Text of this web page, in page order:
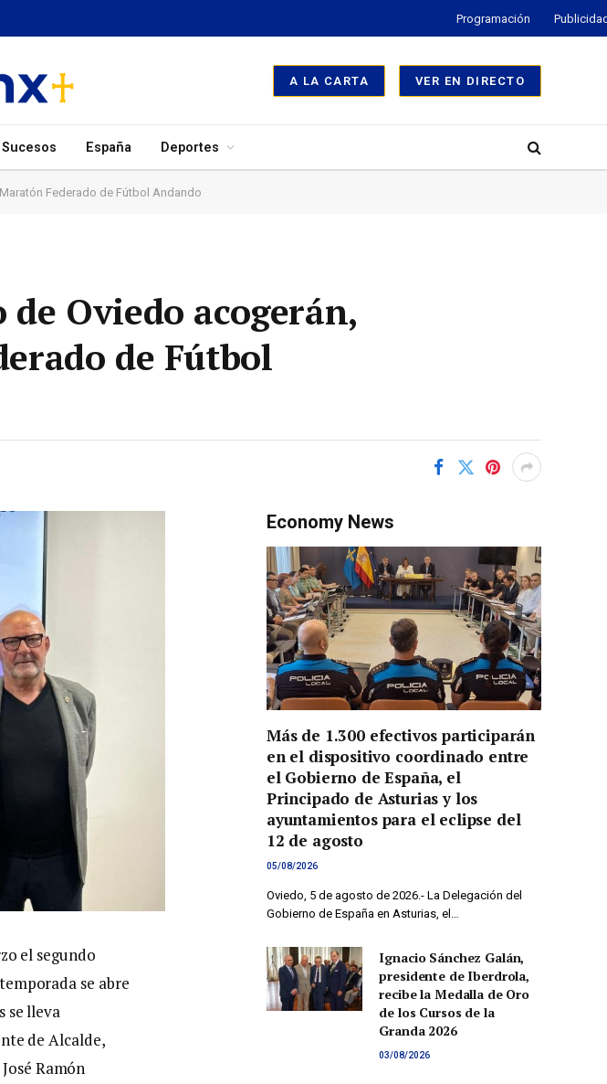
Programación
A LA CARTA VER EN DIRECTO
Sucesos España Deportes
Federado de Fútbol Andando
Oviedo acogerán,
de Fútbol
el segundo
se abre
se lleva
de Alcalde,
Ramón
Economy News
Más de 1.300 efectivos participarán
en el dispositivo coordinado entre
el Gobierno de España, el
Principado de Asturias y los
ayuntamientos para el eclipse del
12 de agosto
05/08/2026
Oviedo, 5 de agosto de 2026.- La Delegación del
Gobierno de España en Asturias, el…
Ignacio Sánchez Galán,
presidente de Iberdrola,
recibe la Medalla de Oro
de los Cursos de la
Granda 2026
03/08/2026